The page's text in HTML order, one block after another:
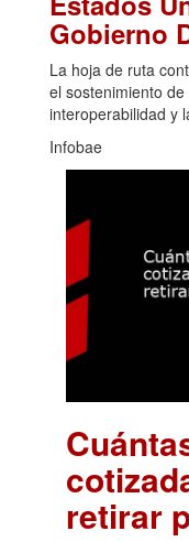
Gobierno
La hoja de ruta
el sostenimiento
interoperabilidad y
Infobae
retirar